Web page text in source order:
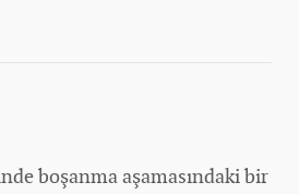
boşanma aşamasındaki bir